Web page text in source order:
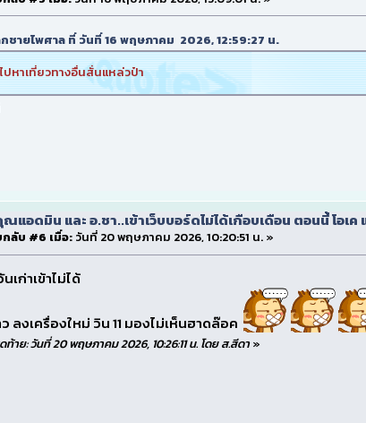
กชายไพศาล ที่ วันที่ 16 พฤษภาคม 2026, 12:59:27 น.
ปหาเที่ยวทางอื่นสั่นแหล่วป๋า
แอดมิน และ อ.ชา..เข้าเว็บบอร์ดไม่ได้เกือบเดือน ตอนนี้ โอเค
ลับ #6 เมื่อ:วันที่ 20 พฤษภาคม 2026, 10:20:51 น. »
เก่าเข้าไม่ได้
ลงเครื่องใหม่ วิน 11 มองไม่เห็นฮาดล๊อค
ท้าย: วันที่ 20 พฤษภาคม 2026, 10:26:11 น. โดย ส.สีดา»